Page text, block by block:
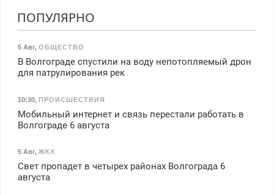
ПОПУЛЯРНО
5 Авг, ОБЩЕСТВО
В Волгограде спустили на воду непотопляемый дрон
для патрулирования рек
10:30, ПРОИСШЕСТВИЯ
Мобильный интернет и связь перестали работать в
Волгограде 6 августа
5 Авг, ЖКХ
Свет пропадет в четырех районах Волгограда 6
августа